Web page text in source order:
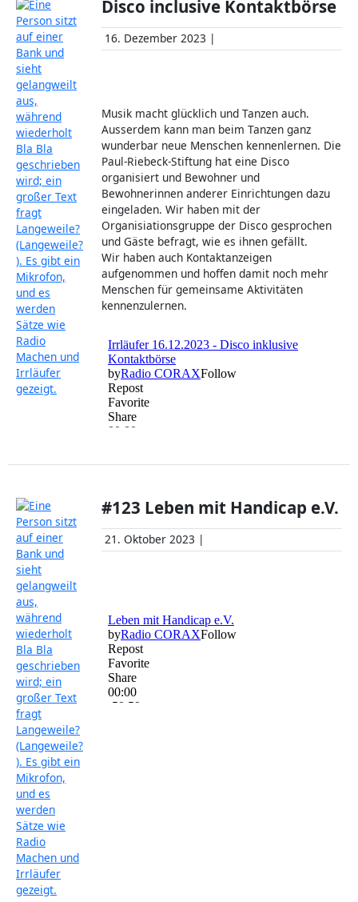
Disco inclusive Kontaktbörse
16. Dezember 2023 |
Musik macht glücklich und Tanzen auch.
Ausserdem kann man beim Tanzen ganz
wunderbar neue Menschen kennenlernen. Die
Paul-Riebeck-Stiftung hat eine Disco
organisiert und Bewohner und
Bewohnerinnen anderer Einrichtungen dazu
eingeladen. Wir haben mit der
Organisiationsgruppe der Disco gesprochen
und Gäste befragt, wie es ihnen gefällt.
Wir haben auch Kontaktanzeigen
aufgenommen und hoffen damit noch mehr
Menschen für gemeinsame Aktivitäten
kennenzulernen.
#123 Leben mit Handicap e.V.
21. Oktober 2023 |